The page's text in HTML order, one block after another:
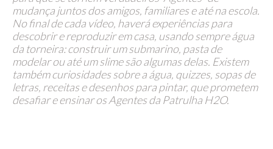
mudança juntos dos amigos, familiares e até na escola.
No final de cada vídeo, haverá experiências para
descobrir e reproduzir em casa, usando sempre água
da torneira: construir um submarino, pasta de
modelar ou até um slime são algumas delas. Existem
também curiosidades sobre a água, quizzes, sopas de
letras, receitas e desenhos para pintar, que prometem
desafiar e ensinar os Agentes da Patrulha H2O.